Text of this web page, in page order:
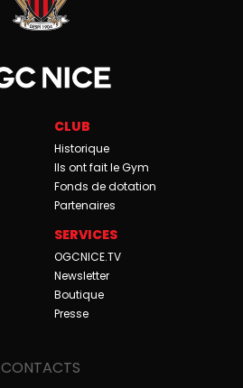
CLUB
Historique
Ils ont fait le Gym
Fonds de dotation
Partenaires
SERVICES
OGCNICE.TV
Newsletter
Boutique
Presse
CONTACTS